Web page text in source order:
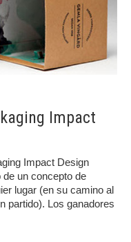
Impact
Impact Design
un concepto de
lugar (en su camino al
partido). Los ganadores